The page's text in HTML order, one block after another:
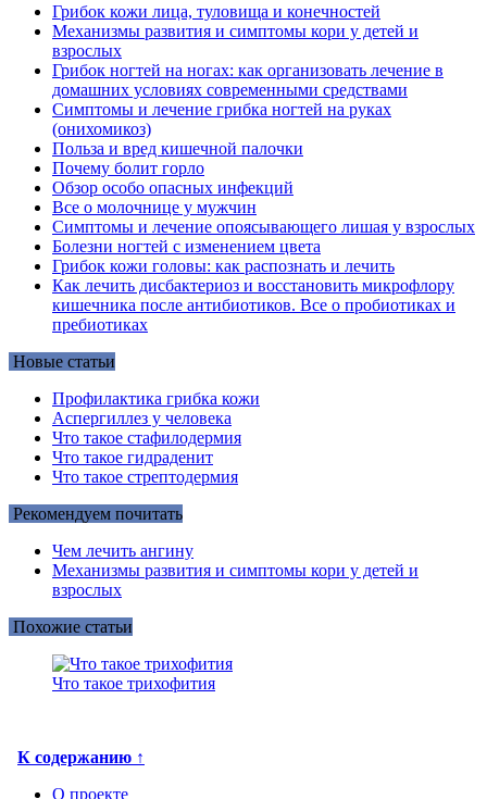
Грибок кожи лица, туловища и конечностей
Механизмы развития и симптомы кори у детей и
взрослых
Грибок ногтей на ногах: как организовать лечение в
домашних условиях современными средствами
Симптомы и лечение грибка ногтей на руках
(онихомикоз)
Польза и вред кишечной палочки
Почему болит горло
Обзор особо опасных инфекций
Все о молочнице у мужчин
Симптомы и лечение опоясывающего лишая у взрослых
Болезни ногтей с изменением цвета
Грибок кожи головы: как распознать и лечить
Как лечить дисбактериоз и восстановить микрофлору
кишечника после антибиотиков. Все о пробиотиках и
пребиотиках
Новые статьи
Профилактика грибка кожи
Аспергиллез у человека
Что такое стафилодермия
Что такое гидраденит
Что такое стрептодермия
Рекомендуем почитать
Чем лечить ангину
Механизмы развития и симптомы кори у детей и
взрослых
Похожие статьи
Что такое трихофития
К содержанию ↑
О проекте